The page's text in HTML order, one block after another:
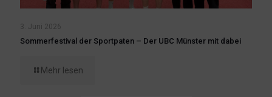
3. Juni 2026
Sommerfestival der Sportpaten – Der UBC Münster mit dabei
Mehr lesen